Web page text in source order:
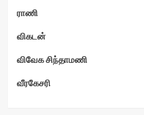
ராணி
விகடன்
விவேக சிந்தாமணி
வீரகேசரி